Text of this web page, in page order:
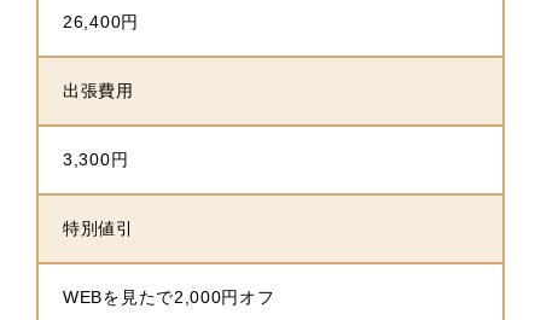
26,400円
出張費用
3,300円
特別値引
WEBを見たで2,000円オフ